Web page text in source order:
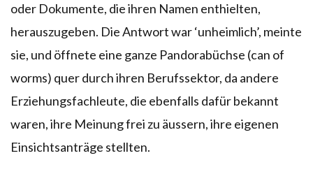
oder Dokumente, die ihren Namen enthielten,
herauszugeben. Die Antwort war ‘unheimlich’, meinte
sie, und öffnete eine ganze Pandorabüchse (can of
worms) quer durch ihren Berufssektor, da andere
Erziehungsfachleute, die ebenfalls dafür bekannt
waren, ihre Meinung frei zu äussern, ihre eigenen
Einsichtsanträge stellten.